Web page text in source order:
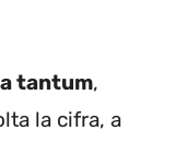
tantum,
la cifra, a